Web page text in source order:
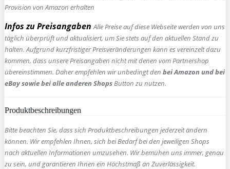
Provision von Amazon erhalten
Infos zu Preisangaben Alle Preise auf diese Webseite werden von uns
täglich überprüft und aktualisiert, um Sie stets auf den aktuellen Stand zu
halten. Aufgrund kurzfristiger Preisveränderungen kann es vereinzelt dazu
kommen, dass unsere Preisangaben nicht mit denen vom Partnershop
übereinstimmen. Daher empfehlen wir unbedingt den bei Amazon und bei
eBay sowie bei alle anderen ShopsButton zu nutzen.
Produktbeschreibungen
Bitte beachten Sie, dass sich Produktbeschreibungen jederzeit ändern
können. Wir empfehlen Ihnen, sich bei Bedarf bei den jeweiligen Shops
nach aktuellen Informationen umzusehen. Wir bemühen uns immer, genau
zu sein, und garantieren Ihnen ein Höchstmaß an Zuverlässigkeit.